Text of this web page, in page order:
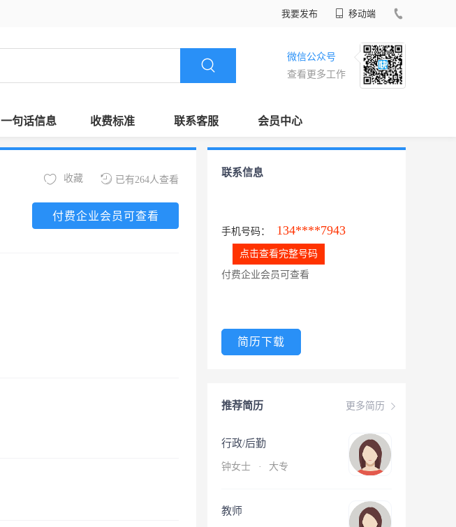
我要发布 移动端
微信公众号
查看更多工作
一句话信息 收费标准 联系客服 会员中心
已有264人查看
收藏
付费企业会员可查看
联系信息
手机号码： 134****7943
点击查看完整号码
付费企业会员可查看
简历下载
更多简历
推荐简历
行政/后勤
钟女士 · 大专
教师